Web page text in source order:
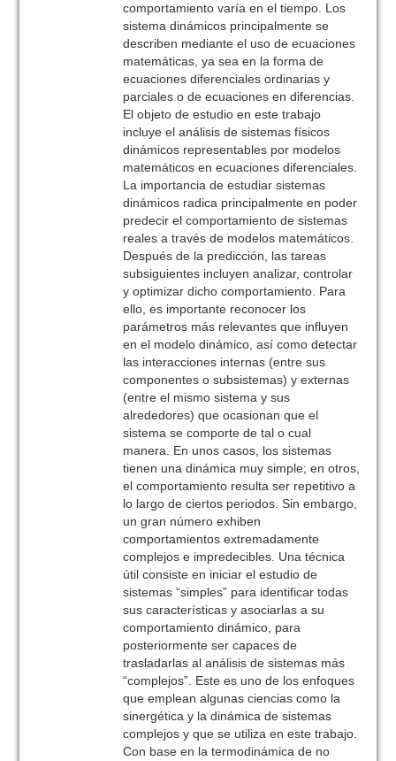
comportamiento varía en el tiempo. Los
sistema dinámicos principalmente se
describen mediante el uso de ecuaciones
matemáticas, ya sea en la forma de
ecuaciones diferenciales ordinarias y
parciales o de ecuaciones en diferencias.
El objeto de estudio en este trabajo
incluye el análisis de sistemas físicos
dinámicos representables por modelos
matemáticos en ecuaciones diferenciales.
La importancia de estudiar sistemas
dinámicos radica principalmente en poder
predecir el comportamiento de sistemas
reales a través de modelos matemáticos.
Después de la predicción, las tareas
subsiguientes incluyen analizar, controlar
y optimizar dicho comportamiento. Para
ello, es importante reconocer los
parámetros más relevantes que influyen
en el modelo dinámico, así como detectar
las interacciones internas (entre sus
componentes o subsistemas) y externas
(entre el mismo sistema y sus
alrededores) que ocasionan que el
sistema se comporte de tal o cual
manera. En unos casos, los sistemas
tienen una dinámica muy simple; en otros,
el comportamiento resulta ser repetitivo a
lo largo de ciertos periodos. Sin embargo,
un gran número exhiben
comportamientos extremadamente
complejos e impredecibles. Una técnica
útil consiste en iniciar el estudio de
sistemas “simples” para identificar todas
sus características y asociarlas a su
comportamiento dinámico, para
posteriormente ser capaces de
trasladarlas al análisis de sistemas más
“complejos”. Este es uno de los enfoques
que emplean algunas ciencias como la
sinergética y la dinámica de sistemas
complejos y que se utiliza en este trabajo.
Con base en la termodinámica de no